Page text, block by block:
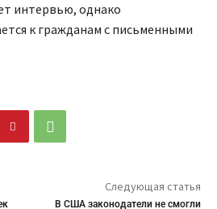
интервью, однако
к гражданам с письменными
Следующая статья
В США законодатели не смогли